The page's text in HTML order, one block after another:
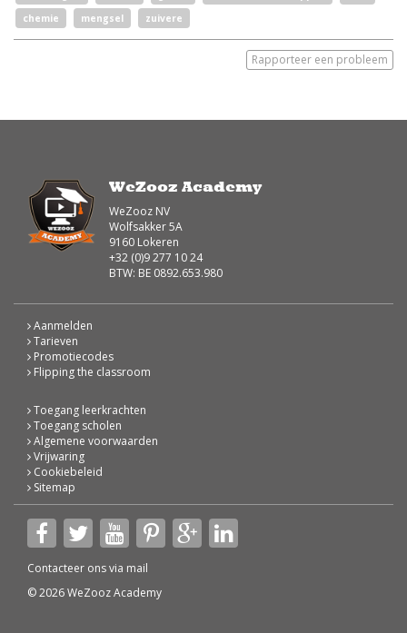
chemie
mengsel zuivere
Rapporteer een probleem
WeZooz Academy
WeZooz NV
Wolfsakker 5A
9160 Lokeren
+32 (0)9 277 10 24
BTW: BE 0892.653.980
Aanmelden
Tarieven
Promotiecodes
Flipping the classroom
Toegang leerkrachten
Toegang scholen
Algemene voorwaarden
Vrijwaring
Cookiebeleid
Sitemap
Contacteer ons via mail
© 2026 WeZooz Academy